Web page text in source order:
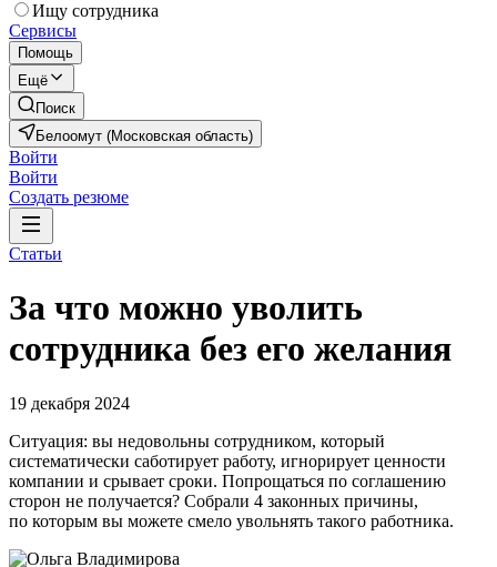
Ищу сотрудника
Сервисы
Помощь
Ещё
Поиск
Белоомут (Московская область)
Войти
Войти
Создать резюме
Статьи
За что можно уволить
сотрудника без его желания
19 декабря 2024
Ситуация: вы недовольны сотрудником, который
систематически саботирует работу, игнорирует ценности
компании и срывает сроки. Попрощаться по соглашению
сторон не получается? Собрали 4 законных причины,
по которым вы можете смело увольнять такого работника.